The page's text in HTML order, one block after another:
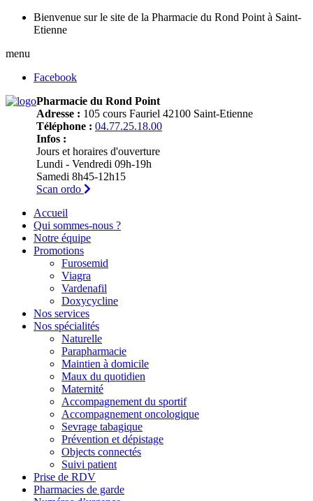
Bienvenue sur le site de la Pharmacie du Rond Point à Saint-
Etienne
menu
Facebook
Pharmacie du Rond Point
Adresse : 105 cours Fauriel 42100 Saint-Etienne
Téléphone : 04.77.25.18.00
Infos :
Jours et horaires d'ouverture
Lundi - Vendredi 09h-19h
Samedi 8h45-12h15
Scan ordo
Accueil
Qui sommes-nous ?
Notre équipe
Promotions
Furosemid
Viagra
Vardenafil
Doxycycline
Nos services
Nos spécialités
Naturelle
Parapharmacie
Maintien à domicile
Maux du quotidien
Maternité
Accompagnement du sportif
Accompagnement oncologique
Sevrage tabagique
Prévention et dépistage
Objects connectés
Suivi patient
Prise de RDV
Pharmacies de garde